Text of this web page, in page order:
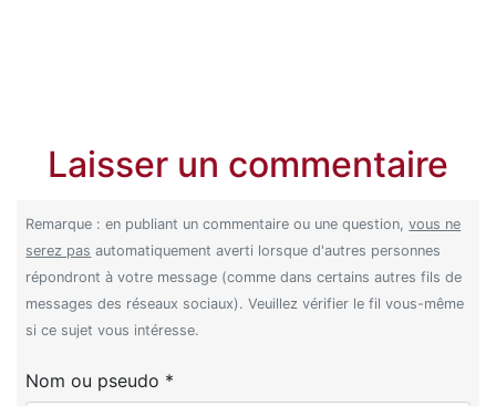
Laisser un commentaire
Remarque : en publiant un commentaire ou une question,vous ne
serez pas automatiquement averti lorsque d'autres personnes
répondront à votre message (comme dans certains autres fils de
messages des réseaux sociaux). Veuillez vérifier le fil vous-même
si ce sujet vous intéresse.
Nom ou pseudo *